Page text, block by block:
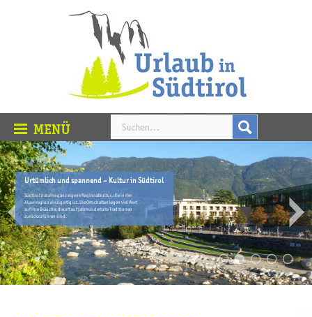
Urtümlich und spannend – Kultur in Südtirol
Südtirol hat eine ganz eigene Regionalkultur, die in der
Alpenregion einzigartig ist. Die Ortschaften legen viel Wert
auf ihre Bräuche, die oft auf jahrhundertalte Traditionen
zurückzuführen sind.